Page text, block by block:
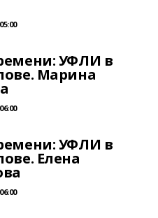
УФЛИ в
Марина
УФЛИ в
Елена